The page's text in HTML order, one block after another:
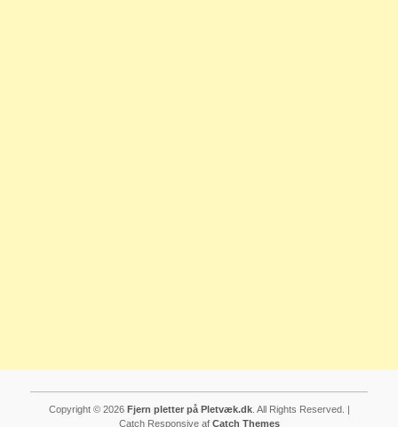
Copyright © 2026 Fjern pletter på Pletvæk.dk. All Rights Reserved. |
Catch Responsive af Catch Themes